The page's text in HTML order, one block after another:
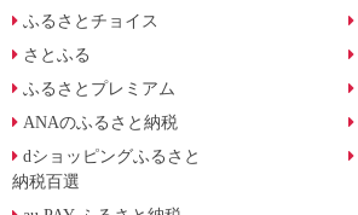
ふるさとチョイス
さとふる
ふるさとプレミアム
ANAのふるさと納税
dショッピングふるさと
納税百選